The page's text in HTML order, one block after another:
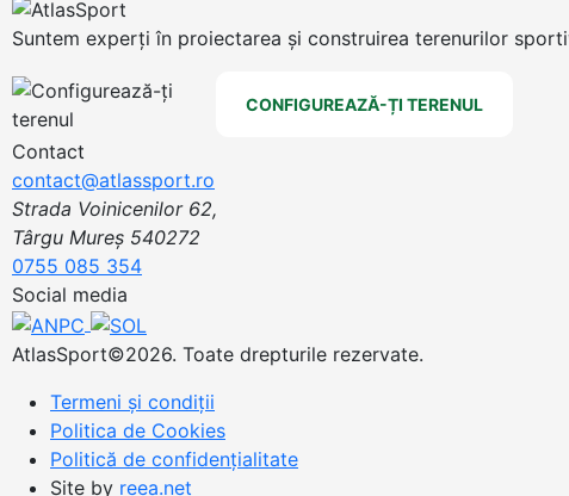
Suntem experți în proiectarea și construirea terenurilor
CONFIGUREAZĂ-ȚI TERENUL
Contact
contact@atlassport.ro
Strada Voinicenilor 62,
Târgu Mureș 540272
0755 085 354
Social media
AtlasSport©2026. Toate drepturile rezervate.
Termeni și condiții
Politica de Cookies
Politică de confidențialitate
Site by reea.net